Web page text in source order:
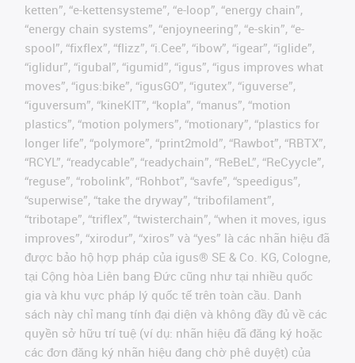
ketten”, “e-kettensysteme”, “e-loop”, “energy chain”,
“energy chain systems”, “enjoyneering”, “e-skin”, “e-
spool”, “fixflex”, “flizz”, “i.Cee”, “ibow”, “igear”, “iglide”,
“iglidur”, “igubal”, “igumid”, “igus”, “igus improves what
moves”, “igus:bike”, “igusGO”, “igutex”, “iguverse”,
“iguversum”, “kineKIT”, “kopla”, “manus”, “motion
plastics”, “motion polymers”, “motionary”, “plastics for
longer life”, “polymore”, “print2mold”, “Rawbot”, “RBTX”,
“RCYL”, “readycable”, “readychain”, “ReBeL”, “ReCyycle”,
“reguse”, “robolink”, “Rohbot”, “savfe”, “speedigus”,
“superwise”, “take the dryway”, “tribofilament”,
“tribotape”, “triflex”, “twisterchain”, “when it moves, igus
improves”, “xirodur”, “xiros” và “yes” là các nhãn hiệu đã
được bảo hộ hợp pháp của igus® SE & Co. KG, Cologne,
tại Cộng hòa Liên bang Đức cũng như tại nhiều quốc
gia và khu vực pháp lý quốc tế trên toàn cầu. Danh
sách này chỉ mang tính đại diện và không đầy đủ về các
quyền sở hữu trí tuệ (ví dụ: nhãn hiệu đã đăng ký hoặc
các đơn đăng ký nhãn hiệu đang chờ phê duyệt) của